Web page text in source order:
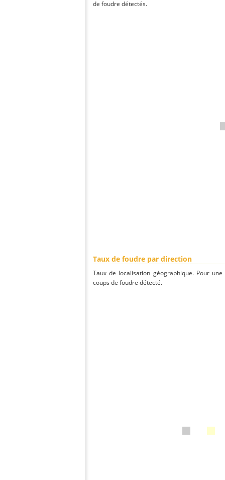
de foudre détectés.
Taux de foudre par direction
Taux de localisation géographique. Pour
coups de foudre détecté.